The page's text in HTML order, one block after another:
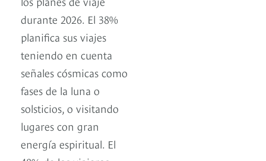
durante 2026. El 38%
planifica sus viajes
teniendo en cuenta
señales cósmicas como
fases de la luna o
solsticios, o visitando
lugares con gran
energía espiritual. El